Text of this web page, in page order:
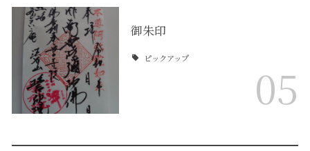
御朱印
ピックアップ
05